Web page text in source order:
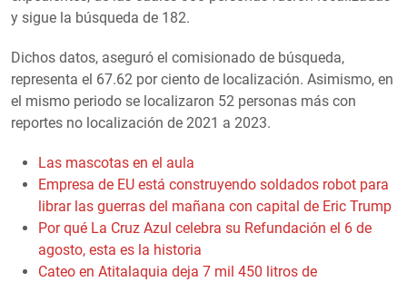
y sigue la búsqueda de 182.
Dichos datos, aseguró el comisionado de búsqueda,
representa el 67.62 por ciento de localización. Asimismo, en
el mismo periodo se localizaron 52 personas más con
reportes no localización de 2021 a 2023.
Las mascotas en el aula
Empresa de EU está construyendo soldados robot para
librar las guerras del mañana con capital de Eric Trump
Por qué La Cruz Azul celebra su Refundación el 6 de
agosto, esta es la historia
Cateo en Atitalaquia deja 7 mil 450 litros de